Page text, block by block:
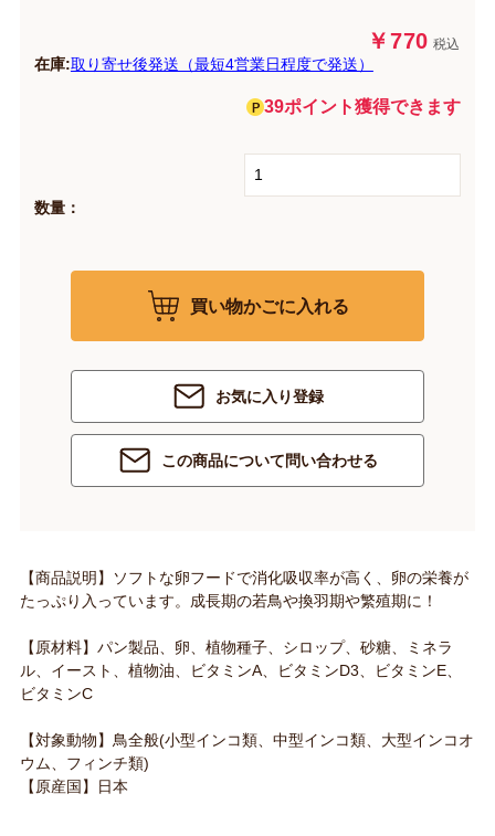
￥770 税込
在庫:取り寄せ後発送（最短4営業日程度で発送）
39ポイント獲得できます
数量：
買い物かごに入れる
お気に入り登録
この商品について問い合わせる
【商品説明】ソフトな卵フードで消化吸収率が高く、卵の栄養が
たっぷり入っています。成長期の若鳥や換羽期や繁殖期に！
【原材料】パン製品、卵、植物種子、シロップ、砂糖、ミネラ
ル、イースト、植物油、ビタミンA、ビタミンD3、ビタミンE、
ビタミンC
【対象動物】鳥全般(小型インコ類、中型インコ類、大型インコオ
ウム、フィンチ類)
【原産国】日本